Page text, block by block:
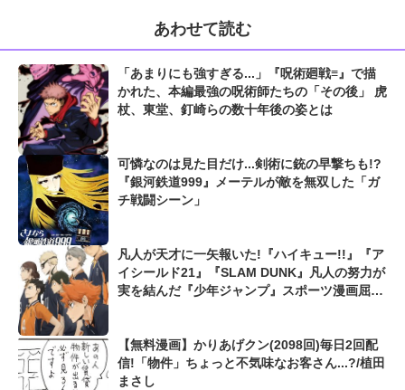
あわせて読む
「あまりにも強すぎる...」『呪術廻戦≡』で描
かれた、本編最強の呪術師たちの「その後」 虎
杖、東堂、釘崎らの数十年後の姿とは
可憐なのは見た目だけ...剣術に銃の早撃ちも!?
『銀河鉄道999』メーテルが敵を無双した「ガ
チ戦闘シーン」
凡人が天才に一矢報いた!『ハイキュー!!』『ア
イシールド21』『SLAM DUNK』凡人の努力が
実を結んだ『少年ジャンプ』スポーツ漫画屈指
【無料漫画】かりあげクン(2098回)毎日2回配
信!「物件」ちょっと不気味なお客さん...?/植田
まさし